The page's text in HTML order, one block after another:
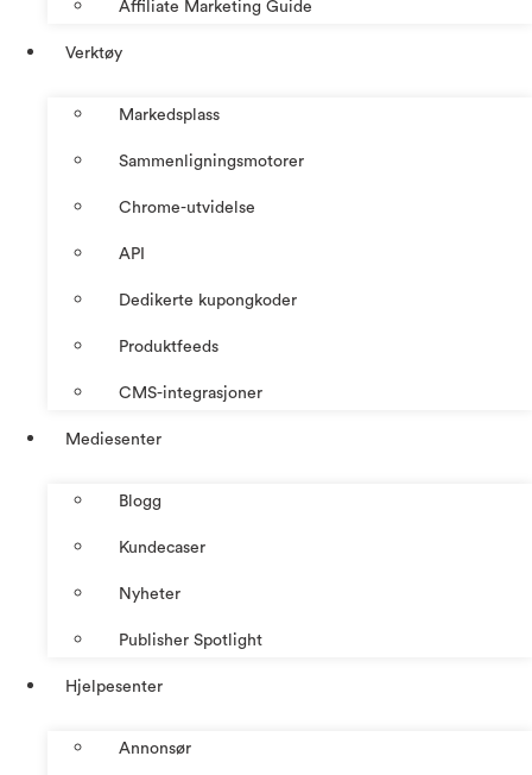
Affiliate Marketing Guide
Verktøy
Markedsplass
Sammenligningsmotorer
Chrome-utvidelse
API
Dedikerte kupongkoder
Produktfeeds
CMS-integrasjoner
Mediesenter
Blogg
Kundecaser
Nyheter
Publisher Spotlight
Hjelpesenter
Annonsør